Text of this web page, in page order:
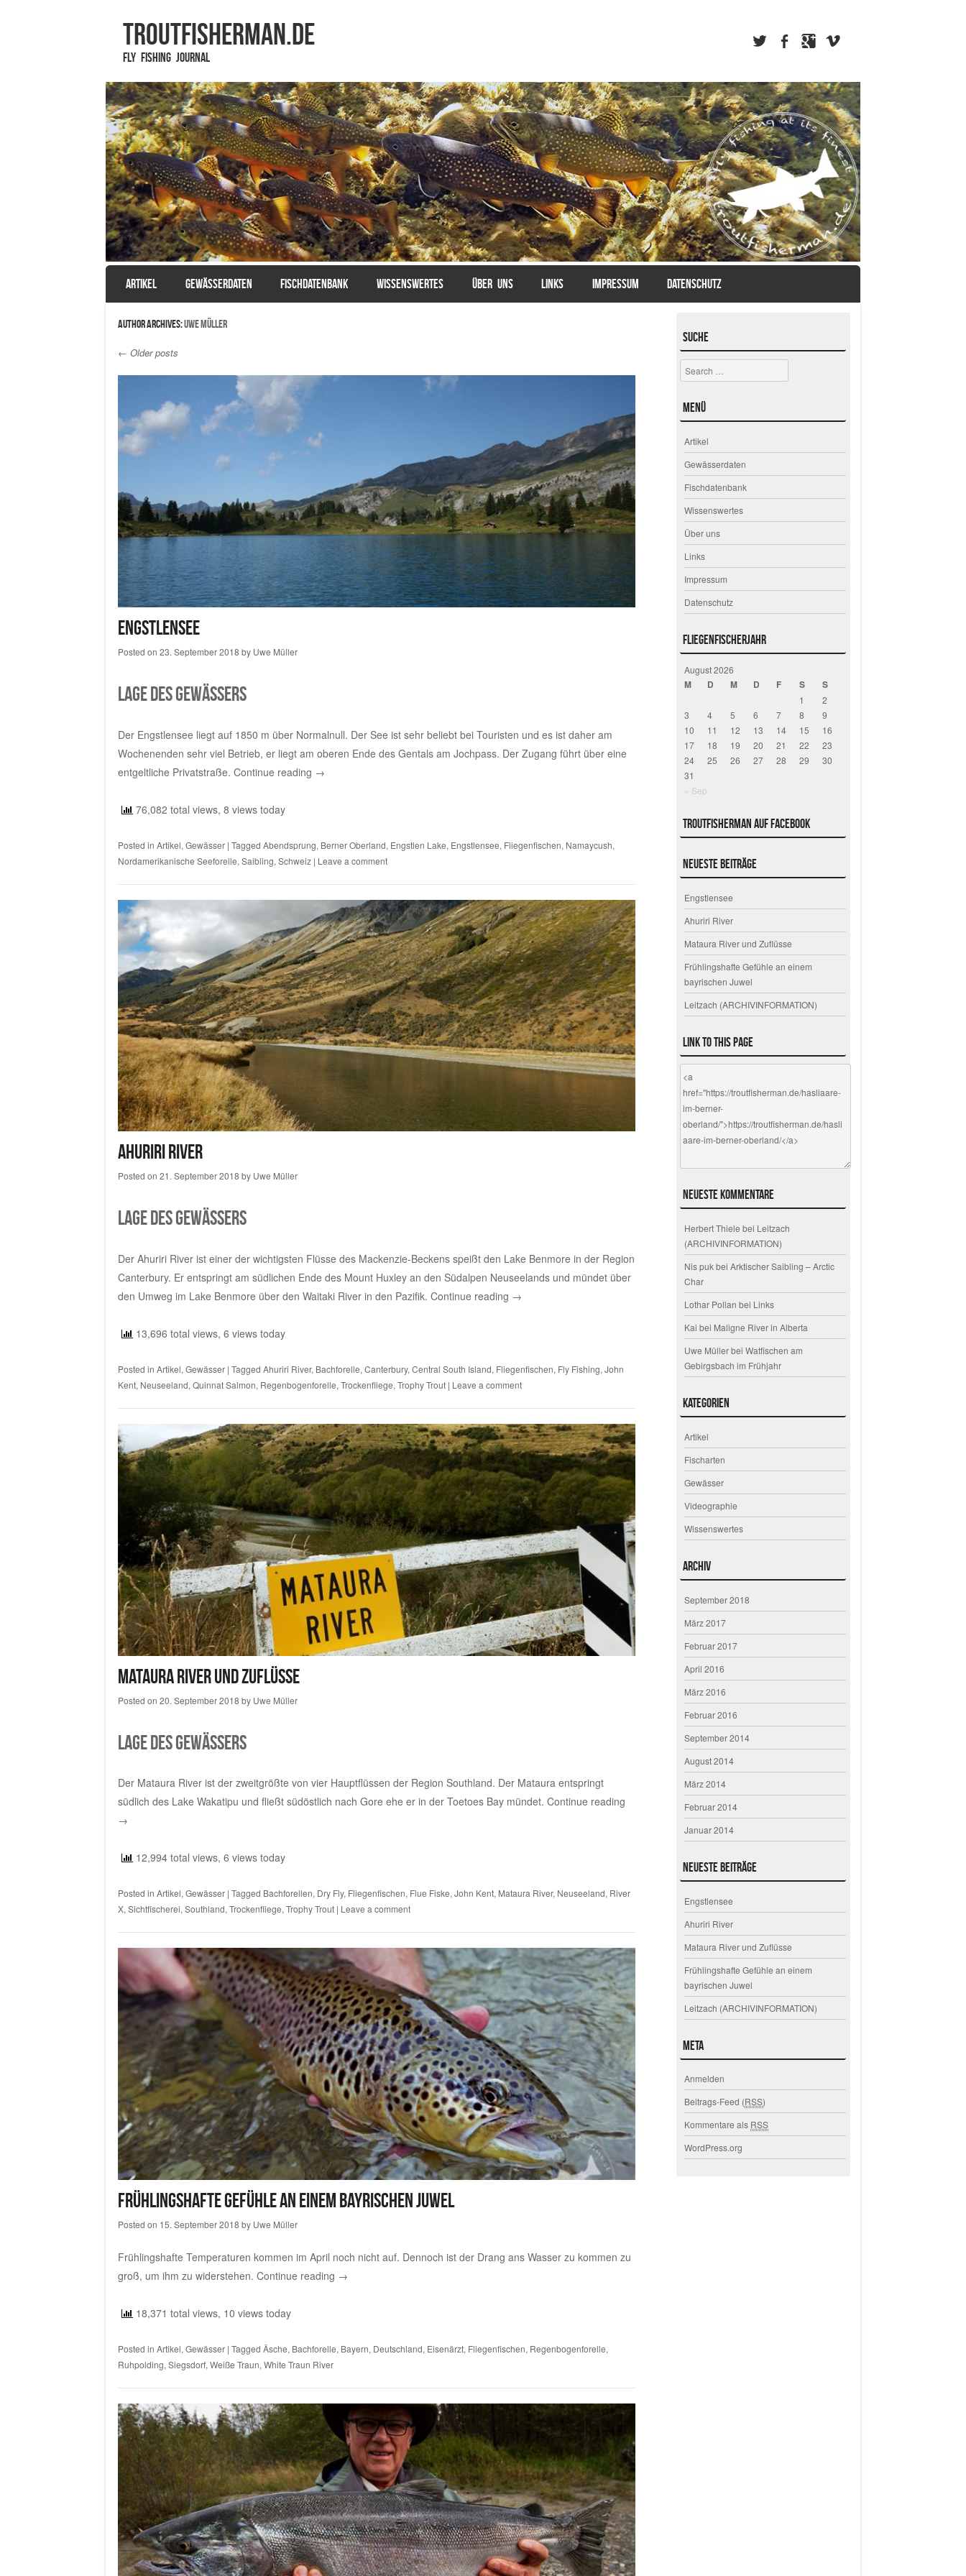
TROUTFISHERMAN.de
Fly Fishing Journal
Menu
SKIP TO CONTENT
ARTIKEL GEWÄSSERDATEN FISCHDATENBANK WISSENSWERTES ÜBER UNS LINKS IMPRESSUM DATENSCHUTZ
Author Archives:Uwe Müller
Post navigation
← Older posts
Engstlensee
Posted on 23. September 2018 by Uwe Müller
Lage des Gewässers
Der Engstlensee liegt auf 1850 m über Normalnull. Der See ist sehr beliebt bei Touristen und es ist daher am
Wochenenden sehr viel Betrieb, er liegt am oberen Ende des Gentals am Jochpass. Der Zugang führt über eine
entgeltliche Privatstraße. Continue reading →
76,082 total views, 8 views today
Posted in Artikel, Gewässer | Tagged Abendsprung, Berner Oberland, Engstlen Lake, Engstlensee, Fliegenfischen, Namaycush,
Nordamerikanische Seeforelle, Saibling, Schweiz | Leave a comment
Ahuriri River
Posted on 21. September 2018 by Uwe Müller
Lage des Gewässers
Der Ahuriri River ist einer der wichtigsten Flüsse des Mackenzie-Beckens speißt den Lake Benmore in der Region
Canterbury. Er entspringt am südlichen Ende des Mount Huxley an den Südalpen Neuseelands und mündet über
den Umweg im Lake Benmore über den Waitaki River in den Pazifik. Continue reading →
13,696 total views, 6 views today
Posted in Artikel, Gewässer | Tagged Ahuriri River, Bachforelle, Canterbury, Central South Island, Fliegenfischen, Fly Fishing, John
Kent, Neuseeland, Quinnat Salmon, Regenbogenforelle, Trockenfliege, Trophy Trout | Leave a comment
Mataura River und Zuflüsse
Posted on 20. September 2018 by Uwe Müller
Lage des Gewässers
Der Mataura River ist der zweitgrößte von vier Hauptflüssen der Region Southland. Der Mataura entspringt
südlich des Lake Wakatipu und fließt südöstlich nach Gore ehe er in der Toetoes Bay mündet. Continue reading
→
12,994 total views, 6 views today
Posted in Artikel,Gewässer | Tagged Bachforellen, Dry Fly, Fliegenfischen, Flue Fiske,John Kent, Mataura River, Neuseeland, River
X,Sichtfischerei,Southland,Trockenfliege,Trophy Trout | Leave a comment
Frühlingshafte Gefühle an einem bayrischen Juwel
Posted on 15. September 2018 by Uwe Müller
Frühlingshafte Temperaturen kommen im April noch nicht auf. Dennoch ist der Drang ans Wasser zu kommen zu
groß, um ihm zu widerstehen. Continue reading →
18,371 total views, 10 views today
Posted in Artikel, Gewässer | Tagged Äsche, Bachforelle, Bayern, Deutschland, Eisenärzt, Fliegenfischen, Regenbogenforelle,
Ruhpolding, Siegsdorf, Weiße Traun, White Traun River
Suche
Search
Menü
Artikel
Gewässerdaten
Fischdatenbank
Wissenswertes
Über uns
Links
Impressum
Datenschutz
Fliegenfischerjahr
August 2026
M D M D F S S
« Sep
1
2
3
4 5 6 7 8
9
10
11 12 13 14 15
16
17
18 19 20 21 22
23
24
25 26 27 28 29
30
31
Troutfisherman auf Facebook
Neueste Beiträge
Engstlensee
Ahuriri River
Mataura River und Zuflüsse
Frühlingshafte Gefühle an einem
bayrischen Juwel
Leitzach (ARCHIVINFORMATION)
Link to this page
Neueste Kommentare
Herbert Thiele bei Leitzach
(ARCHIVINFORMATION)
Nis pukbeiArktischer Saibling – Arctic
Char
Lothar Pollan bei Links
Kai bei Maligne River in Alberta
Uwe MüllerbeiWatfischen am
Gebirgsbach im Frühjahr
Kategorien
Artikel
Fischarten
Gewässer
Videographie
Wissenswertes
Archiv
September 2018
März 2017
Februar 2017
April 2016
März 2016
Februar 2016
September 2014
August 2014
März 2014
Februar 2014
Januar 2014
Neueste Beiträge
Engstlensee
Ahuriri River
Mataura River und Zuflüsse
Frühlingshafte Gefühle an einem
bayrischen Juwel
Leitzach (ARCHIVINFORMATION)
Meta
Anmelden
Beitrags-Feed (RSS)
Kommentare als RSS
WordPress.org